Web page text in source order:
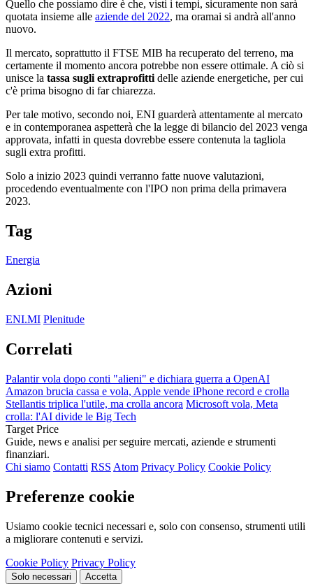
Quello che possiamo dire è che, visti i tempi, sicuramente non sarà
quotata insieme alle aziende del 2022, ma oramai si andrà all'anno
nuovo.
Il mercato, soprattutto il FTSE MIB ha recuperato del terreno, ma
certamente il momento ancora potrebbe non essere ottimale. A ciò si
unisce la tassa sugli extraprofitti delle aziende energetiche, per cui
c'è prima bisogno di far chiarezza.
Per tale motivo, secondo noi, ENI guarderà attentamente al mercato
e in contemporanea aspetterà che la legge di bilancio del 2023 venga
approvata, infatti in questa dovrebbe essere contenuta la tagliola
sugli extra profitti.
Solo a inizio 2023 quindi verranno fatte nuove valutazioni,
procedendo eventualmente con l'IPO non prima della primavera
2023.
Tag
Energia
Azioni
ENI.MI Plenitude
Correlati
Palantir vola dopo conti "alieni" e dichiara guerra a OpenAI
Amazon brucia cassa e vola, Apple vende iPhone record e crolla
Stellantis triplica l'utile, ma crolla ancora Microsoft vola, Meta
crolla: l'AI divide le Big Tech
Target Price
Guide, news e analisi per seguire mercati, aziende e strumenti
finanziari.
Chi siamo Contatti RSS Atom Privacy Policy Cookie Policy
Preferenze cookie
Usiamo cookie tecnici necessari e, solo con consenso, strumenti utili
a migliorare contenuti e servizi.
Cookie Policy Privacy Policy
Solo necessari Accetta